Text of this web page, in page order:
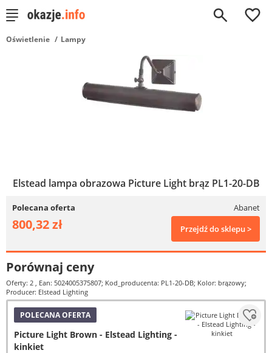
0
Oświetlenie Lampy
Elstead lampa obrazowa Picture Light brąz PL1-20-DB
Polecana oferta Abanet
800,32 zł Przejdź do sklepu >
Porównaj ceny
Oferty: 2 , Ean: 5024005375807; Kod_producenta: PL1-20-DB; Kolor: brązowy;
Producer: Elstead Lighting
POLECANA OFERTA
Picture Light Brown - Elstead Lighting -
kinkiet